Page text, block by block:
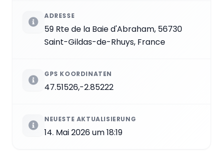
ADRESSE
59 Rte de la Baie d'Abraham, 56730
Saint-Gildas-de-Rhuys, France
GPS KOORDINATEN
47.51526,-2.85222
NEUESTE AKTUALISIERUNG
14. Mai 2026 um 18:19